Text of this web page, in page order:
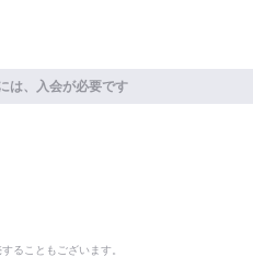
は、入会が必要です
ることもございます。